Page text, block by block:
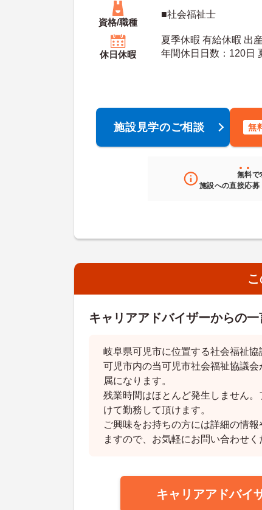
資格/職種
■社会福祉士
休日休暇
夏季休暇 有給休暇 出
年間休日日数：120日 夏季休暇日数：4日 初年
施設見学のご相談 無
無料で
施設への直接応募
キャリアアドバイザーからの一
岐阜県可児市に位置する社会福祉協
可児市内の当可児市社会福祉協議
属になります。
残業時間はほとんど発生しません
けて勤務して頂けます。
ご興味をお持ちの方には詳細の情
ますので、お気軽にお問い合わせく
キャリアアドバイ